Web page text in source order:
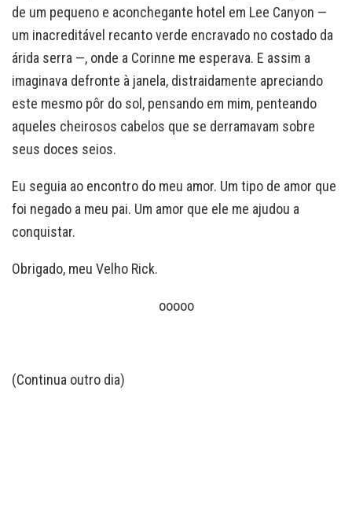
de um pequeno e aconchegante hotel em Lee Canyon —
um inacreditável recanto verde encravado no costado da
árida serra —, onde a Corinne me esperava. E assim a
imaginava defronte à janela, distraidamente apreciando
este mesmo pôr do sol, pensando em mim, penteando
aqueles cheirosos cabelos que se derramavam sobre
seus doces seios.
Eu seguia ao encontro do meu amor. Um tipo de amor que
foi negado a meu pai. Um amor que ele me ajudou a
conquistar.
Obrigado, meu Velho Rick.
ooooo
(Continua outro dia)